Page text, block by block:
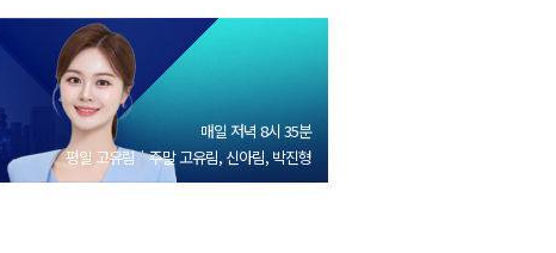
2026년 08월 08일(토)
2026년 08월 08일(토)
2026년 08월 08일(토)
2026년 08월 08일(토)
매일 저녁 8시 35분
평일 고유림
주말 고유림, 신아림, 박진형